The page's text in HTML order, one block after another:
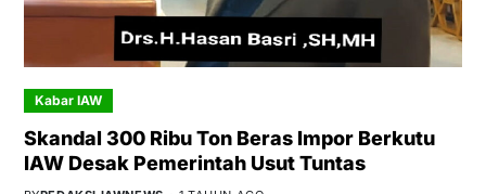
Kabar IAW
Skandal 300 Ribu Ton Beras Impor Berkutu
IAW Desak Pemerintah Usut Tuntas